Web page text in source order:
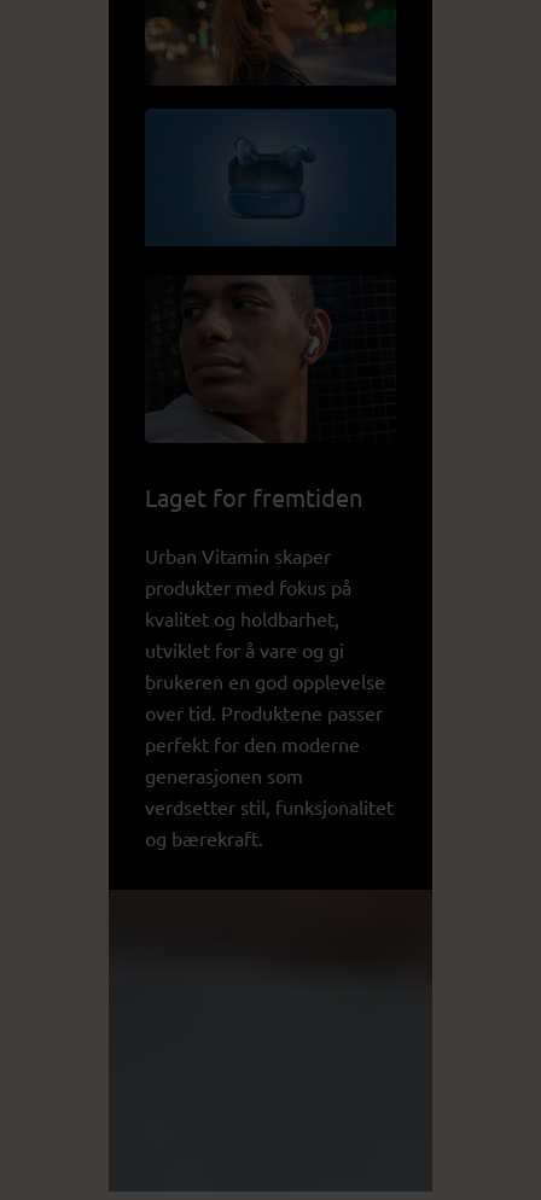
Laget for fremtiden
Urban Vitamin skaper
produkter med fokus på
kvalitet og holdbarhet,
utviklet for å vare og gi
brukeren en god opplevelse
over tid. Produktene passer
perfekt for den moderne
generasjonen som
verdsetter stil, funksjonalitet
og bærekraft.